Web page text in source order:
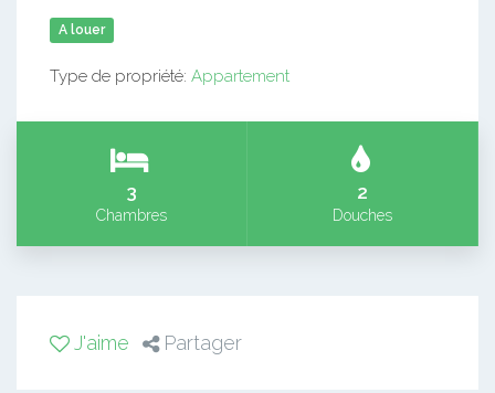
A louer
Type de propriété: Appartement
3
Chambres
2
Douches
J'aime Partager